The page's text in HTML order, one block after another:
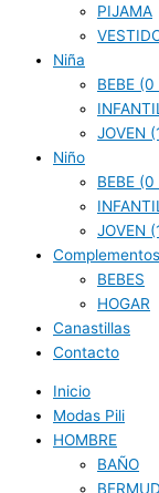
PIJAMA
Niña
BEBE
JOVEN
Niño
BEBE
JOVEN
Complementos
BEBES
HOGAR
Canastillas
Contacto
Inicio
Modas Pili
HOMBRE
BAÑO